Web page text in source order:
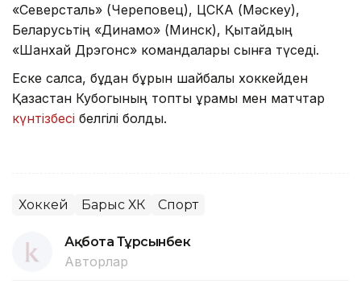
«Северсталь» (Череповец), ЦСКА (Мәскеу),
Беларусьтің «Динамо» (Минск), Қытайдың
«Шанхай Дрэгонс» командалары сынға түседі.
Еске салсақ, бұдан бұрын шайбалы хоккейден
Қазақстан Кубогының топтық құрамы мен матчтар
күнтізбесі белгілі болды.
Хоккей Барыс ХК Спорт
Ақбота Тұрсынбек
Авторлар